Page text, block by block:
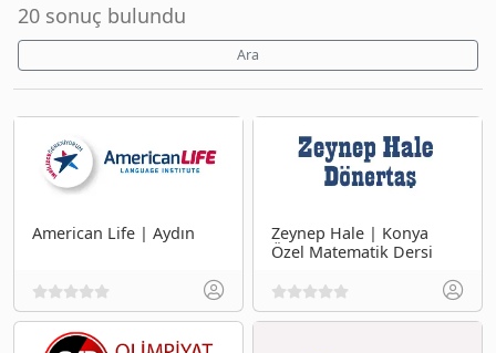
20 sonuç bulundu
Ara
American Life | Aydın
Zeynep Hale | Konya
Özel Matematik Dersi